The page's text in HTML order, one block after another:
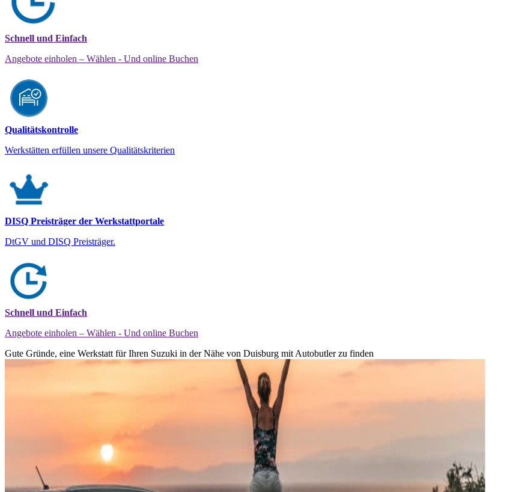
Schnell und Einfach
Angebote einholen – Wählen - Und online Buchen
Qualitätskontrolle
Werkstätten erfüllen unsere Qualitätskriterien
DISQ Preisträger der Werkstattportale
DtGV und DISQ Preisträger.
Schnell und Einfach
Angebote einholen – Wählen - Und online Buchen
Gute Gründe, eine Werkstatt für Ihren Suzuki in der Nähe von Duisburg mit Autobutler zu finden